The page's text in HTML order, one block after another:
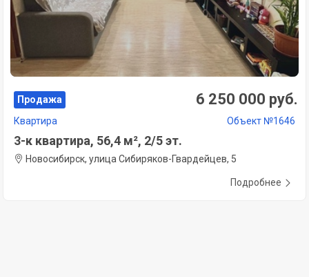
Продажа 6 250 000 руб.
Квартира Объект №1646
3-к квартира, 56,4 м², 2/5 эт.
Новосибирск, улица Сибиряков-Гвардейцев, 5
Подробнее